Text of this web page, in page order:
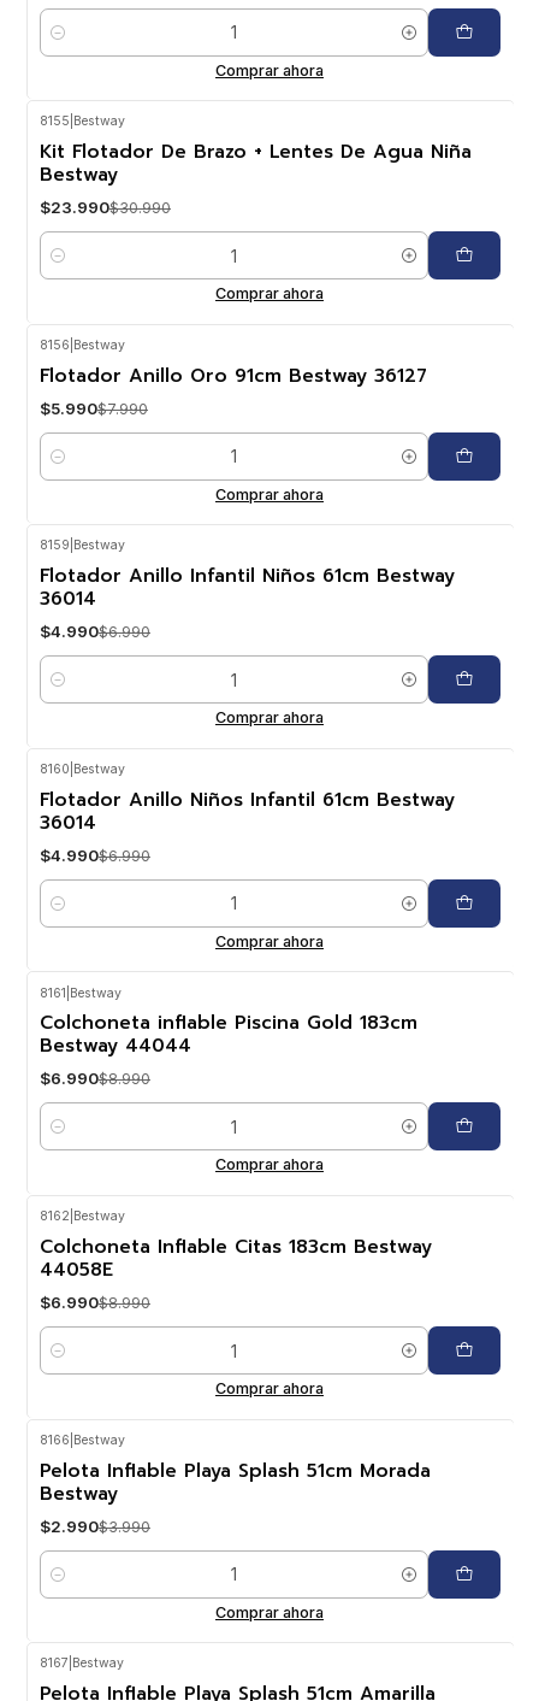
Cantidad
Comprar ahora
-23% OFF
8155 Bestway
Kit Flotador De Brazo + Lentes De Agua Niña
Bestway
$23.990$30.990
Cantidad
Comprar ahora
-25%
8156 Bestway
Flotador Anillo Oro 91cm Bestway 36127
$5.990$7.990
Cantidad
Comprar ahora
-29% OFF
8159 Bestway
Flotador Anillo Infantil Niños 61cm Bestway
36014
$4.990$6.990
Cantidad
Comprar ahora
-29%
8160 Bestway
Flotador Anillo Niños Infantil 61cm Bestway
36014
$4.990$6.990
Cantidad
Comprar ahora
-22% OFF
8161 Bestway
Colchoneta inflable Piscina Gold 183cm
Bestway 44044
$6.990$8.990
Cantidad
Comprar ahora
-22%
8162 Bestway
Colchoneta Inflable Citas 183cm Bestway
44058E
$6.990$8.990
Cantidad
Comprar ahora
-25% OFF
8166 Bestway
Pelota Inflable Playa Splash 51cm Morada
Bestway
$2.990$3.990
Cantidad
Comprar ahora
-25% OFF
8167 Bestway
Pelota Inflable Playa Splash 51cm Amarilla